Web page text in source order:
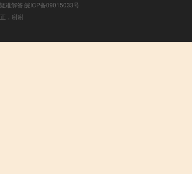
疑难解答 皖ICP备09015033号
，谢谢